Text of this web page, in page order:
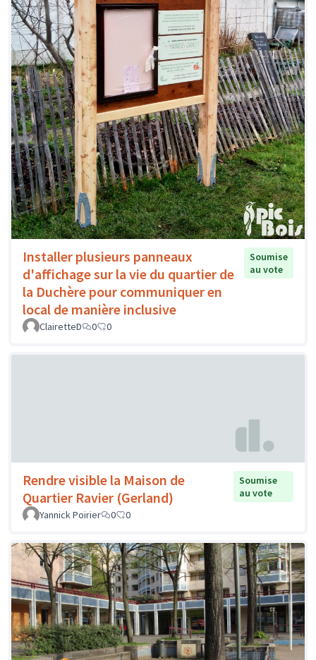
Installer plusieurs panneaux
d'affichage sur la vie du quartier de
la Duchère pour communiquer en
local de manière inclusive
Soumise
au vote
ClairetteD 0 0
Rendre visible la Maison de
Quartier Ravier (Gerland)
Soumise
au vote
Yannick Poirier
0 0